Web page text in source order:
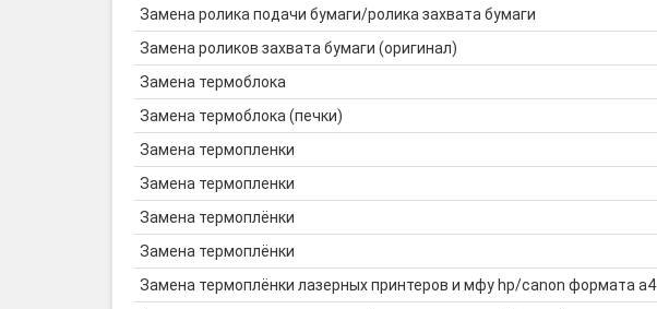
Замена ролика подачи бумаги/ролика захвата бумаги
Замена роликов захвата бумаги (оригинал)
Замена термоблока
Замена термоблока (печки)
Замена термопленки
Замена термопленки
Замена термоплёнки
Замена термоплёнки
Замена термоплёнки лазерных принтеров и мфу hp/canon формата а4